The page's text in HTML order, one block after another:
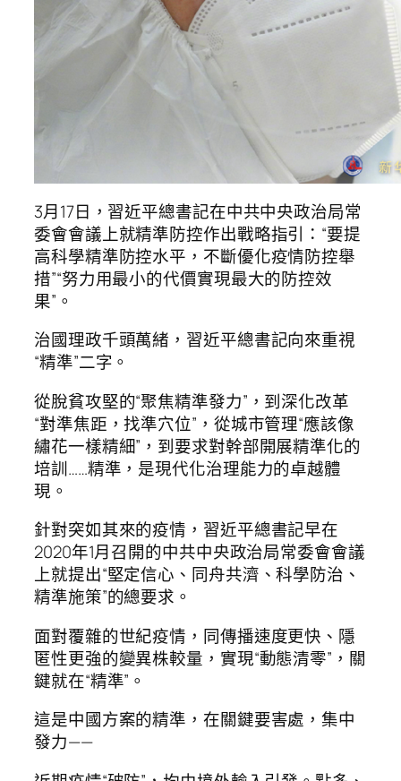
3月17日，習近平總書記在中共中央政治局常
委會會議上就精準防控作出戰略指引：“要提
高科學精準防控水平，不斷優化疫情防控舉
措”“努力用最小的代價實現最大的防控效
果”。
治國理政千頭萬緒，習近平總書記向來重視
“精準”二字。
從脫貧攻堅的“聚焦精準發力”，到深化改革
“對準焦距，找準穴位”，從城市管理“應該像
繡花一樣精細”，到要求對幹部開展精準化的
培訓……精準，是現代化治理能力的卓越體
現。
針對突如其來的疫情，習近平總書記早在
2020年1月召開的中共中央政治局常委會會議
上就提出“堅定信心、同舟共濟、科學防治、
精準施策”的總要求。
面對覆雜的世紀疫情，同傳播速度更快、隱
匿性更強的變異株較量，實現“動態清零”，關
鍵就在“精準”。
這是中國方案的精準，在關鍵要害處，集中
發力——